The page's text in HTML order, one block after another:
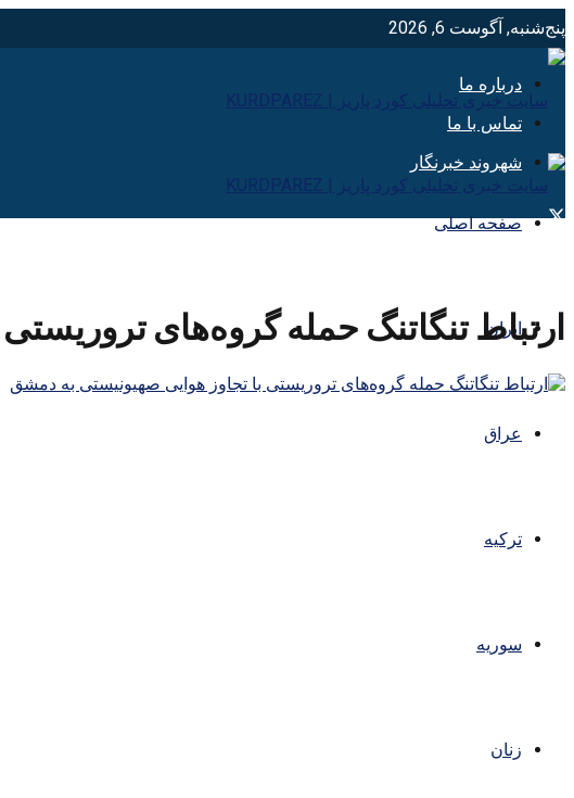
پنج‌شنبه, آگوست 6, 2026
درباره ما
تماس با ما
شهروند خبرنگار
صفحه اصلی
ایران
عراق
ترکیه
سوریه
زنان
ارتباط تنگاتنگ حمله گروه‌های